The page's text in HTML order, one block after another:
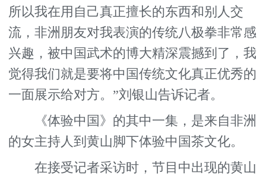
所以我在用自己真正擅长的东西和别人交
流，非洲朋友对我表演的传统八极拳非常感
兴趣，被中国武术的博大精深震撼到了，我
觉得我们就是要将中国传统文化真正优秀的
一面展示给对方。”刘银山告诉记者。
《体验中国》的其中一集，是来自非洲
的女主持人到黄山脚下体验中国茶文化。
在接受记者采访时，节目中出现的黄山